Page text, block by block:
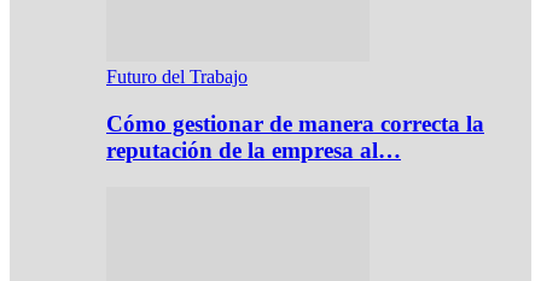
Futuro del Trabajo
Cómo gestionar de manera correcta la
reputación de la empresa al…